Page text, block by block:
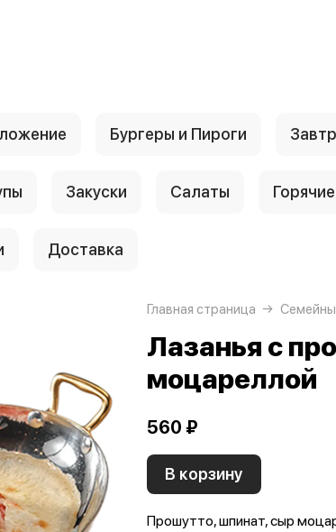
Бургеры и Пироги
Закуски Салаты
Доставка
Главная страница
Лазанья с
моцареллой
560 ₽
В корзину
Прошутто, шпинат, сыр